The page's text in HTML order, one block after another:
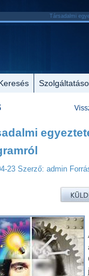
Társadalmi
23 Szerző: admin